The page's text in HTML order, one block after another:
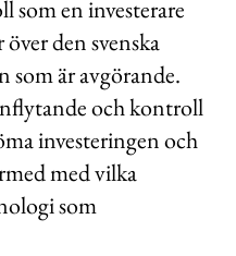
en investerare
den svenska
som är avgörande.
och kontroll
investeringen och
med vilka
som